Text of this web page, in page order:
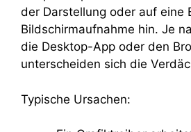
der Darstellung oder auf eine
Bildschirmaufnahme hin. Je
die Desktop-App oder den
unterscheiden sich die
Typische Ursachen: